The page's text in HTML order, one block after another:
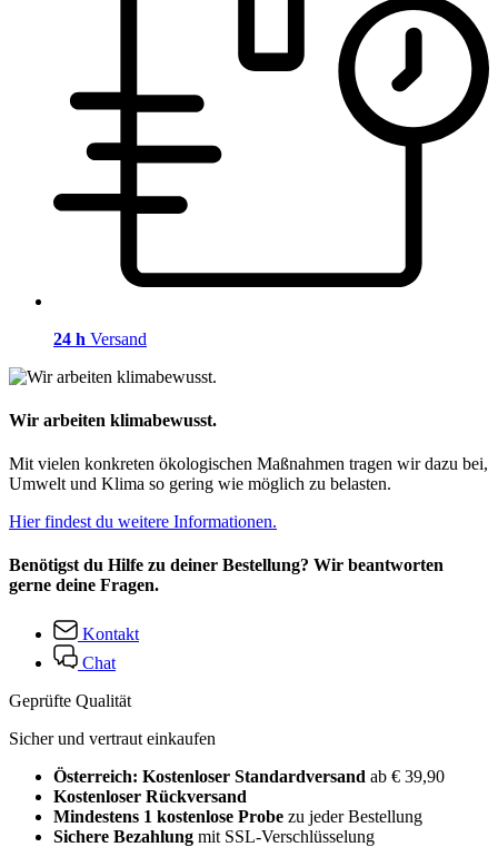
24 h Versand
Wir arbeiten klimabewusst.
Mit vielen konkreten ökologischen Maßnahmen tragen wir dazu bei,
Umwelt und Klima so gering wie möglich zu belasten.
Hier findest du weitere Informationen.
Benötigst du Hilfe zu deiner Bestellung? Wir beantworten
gerne deine Fragen.
Kontakt
Chat
Geprüfte Qualität
Sicher und vertraut einkaufen
Österreich: Kostenloser Standardversand ab € 39,90
Kostenloser Rückversand
Mindestens 1 kostenlose Probe zu jeder Bestellung
Sichere Bezahlung mit SSL-Verschlüsselung